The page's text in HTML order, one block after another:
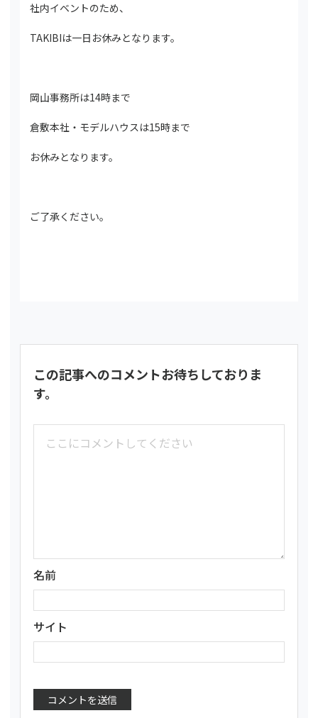
社内イベントのため、
TAKIBIは一日お休みとなります。
岡山事務所は14時まで
倉敷本社・モデルハウスは15時まで
お休みとなります。
ご了承ください。
この記事へのコメントお待ちしておりま
す。
名前
サイト